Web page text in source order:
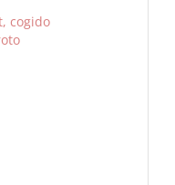
cogido